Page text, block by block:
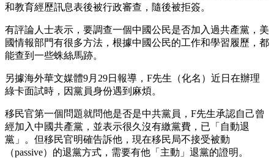
和教育經歷訊息表後被行政審查，隨後被拒簽。
有評論人士表示，要調查一個中國公民是否加入過共產黨，美
國情報部門有很多方法，根據中國公民的工作和學習履歷，都
能查到一些蛛絲馬跡。
另據海外華文媒體9月29日報導，F先生（化名）近日在辦理
綠卡面試時，因黨員身份遇到麻煩。
移民官第一個問題就問他是否是中共黨員，F先生承認自己曾
經加入中國共產黨，並表示很久沒有繳黨費，已「自動退
黨」。但移民官明確告訴他，現在移民局不接受被動
（passive）的退黨方式，需要有他「主動」退黨的證明。